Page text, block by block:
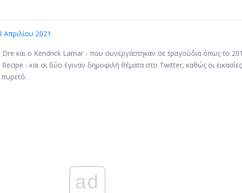
Απριλίου 2021
και ο Kendrick Lamar - που συνεργάστηκαν σε τραγούδια όπως το
- και οι δύο έγιναν δημοφιλή θέματα στο Twitter, καθώς οι εικασίες
ad